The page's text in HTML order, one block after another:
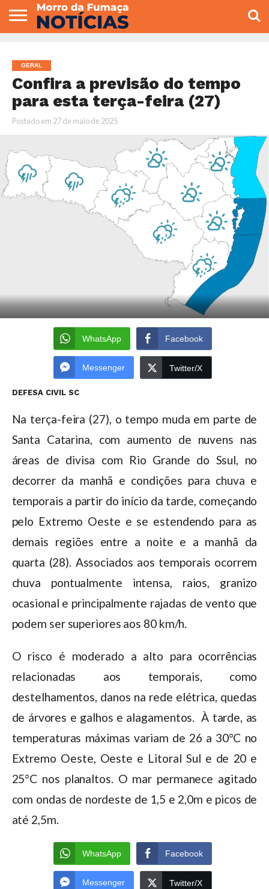
VEREADORES
GERAL
Confira a previsão do tempo
para esta terça-feira (27)
Postado em 27 de maio de 2025
WhatsApp Facebook
Messenger Twitter/X
DEFESA CIVIL SC
Na terça-feira (27), o tempo muda em parte de
Santa Catarina, com aumento de nuvens nas
áreas de divisa com Rio Grande do Ssul, no
decorrer da manhã e condições para chuva e
temporais a partir do início da tarde, começando
pelo Extremo Oeste e se estendendo para as
demais regiões entre a noite e a manhã da
quarta (28). Associados aos temporais ocorrem
chuva pontualmente intensa, raios, granizo
ocasional e principalmente rajadas de vento que
podem ser superiores aos 80 km/h.
O risco é moderado a alto para ocorrências
relacionadas aos temporais, como
destelhamentos, danos na rede elétrica, quedas
de árvores e galhos e alagamentos. À tarde, as
temperaturas máximas variam de 26 a 30°C no
Extremo Oeste, Oeste e Litoral Sul e de 20 e
25°C nos planaltos. O mar permanece agitado
com ondas de nordeste de 1,5 e 2,0m e picos de
até 2,5m.
WhatsApp Facebook
Messenger Twitter/X